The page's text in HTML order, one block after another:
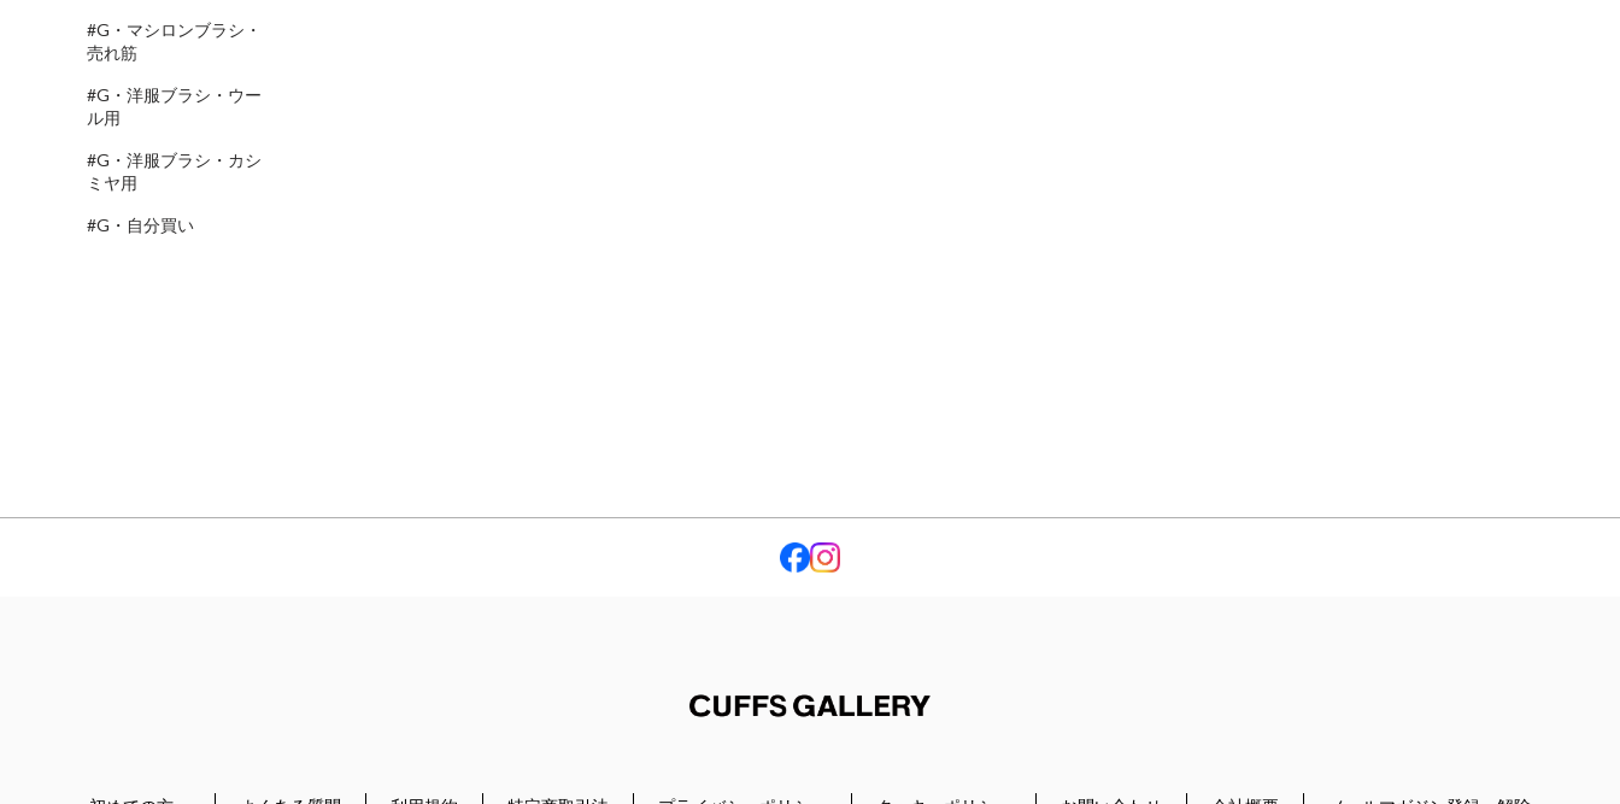
#G・マシロンブラシ・
売れ筋
#G・洋服ブラシ・ウー
ル用
#G・洋服ブラシ・カシ
ミヤ用
#G・自分買い